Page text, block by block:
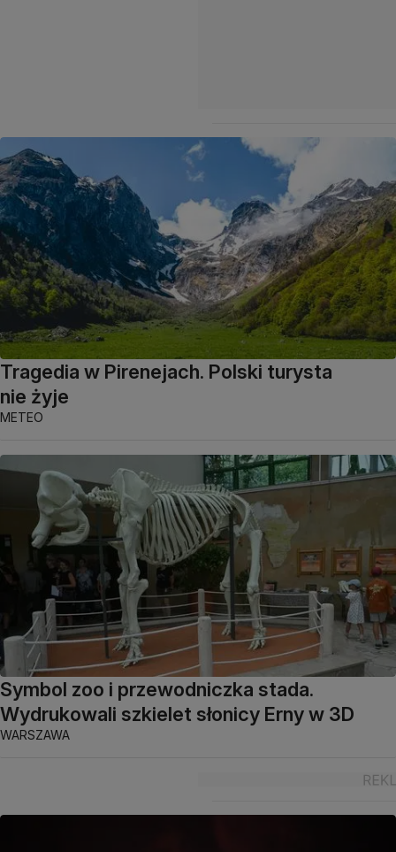
Tragedia w Pirenejach. Polski turysta
nie żyje
METEO
Symbol zoo i przewodniczka stada.
Wydrukowali szkielet słonicy Erny w 3D
WARSZAWA